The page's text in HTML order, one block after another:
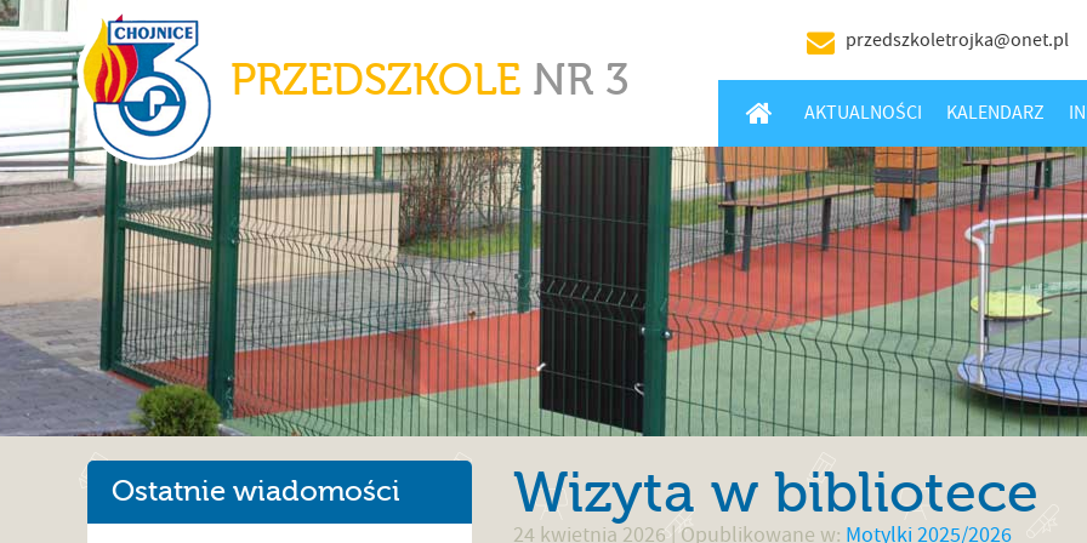
PRZEDSZKOLE NR 3
HOME AKTUALNOŚCI KALENDARZ
przedszkoletrojka@onet.pl
Ostatnie wiadomości Wizyta w bibliotece
24 kwietnia 2026 | Opublikowane w: Motylki 2025/2026